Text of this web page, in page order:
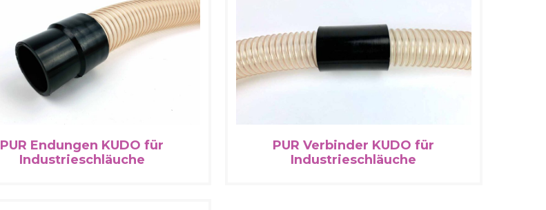
PUR Endungen KUDO für
Industrieschläuche
PUR Verbinder KUDO für
Industrieschläuche